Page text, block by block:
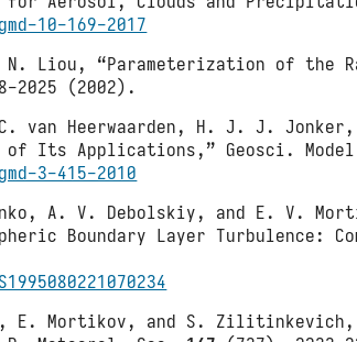
10-169-2017
N. Liou, “Parameterization of the
2025 (2002).
van Heerwaarden, H. J. J.
of Its Applications,” Geosci. Model
3-415-2010
A. V. Debolskiy, and E. V.
Boundary Layer Turbulence:
E. Mortikov, and S. Zilitinkevich,